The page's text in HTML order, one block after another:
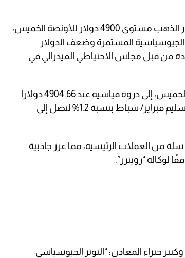
تجاوزت أسعار الذهب مستوى 4900 دولار للأونصة الخميس،
الجيوسياسية المستمرة وضعف الدولار
من قبل مجلس الاحتياطي الفيدرالي في
وارتفع الذهب في المعاملات الفورية، مساء الخميس، إلى ذروة قياسية عند 4904.66 دولارا
للأونصة، فيما زادت العقود الأميركية الآجلة لتسليم فبراير/ شباط بنسبة 1.2% لتصل إلى
الدولار بنسبة 0.4% مقابل سلة من العملات الرئيسية، مما عزز جاذبية
لوكالة “رويترز”.
خبراء المعادن: “التوتر الجيوسياسي